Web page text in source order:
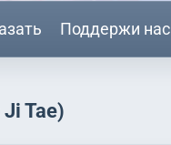
Поддержи нас
Tae)